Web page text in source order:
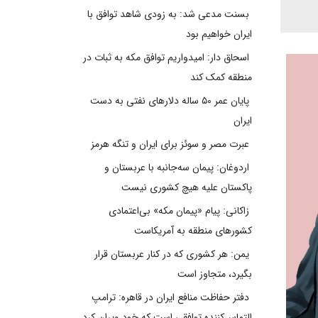
بسنت مدعی شد: به زودی شاهد توافق با
ایران خواهیم بود
اسحاق دار: امیدواریم توافق مکه به ثبات در
منطقه کمک کند
پایان عمر ۵۰ ساله دلارهای نفتی به دست
ایران
عبرت مصر و سوئز برای ایران و تنگه هرمز
اردوغان: پیمان سه‌جانبه با عربستان و
پاکستان علیه هیچ کشوری نیست
زاکانی: پیام «پیمان مکه» بی‌اعتمادی
کشورهای منطقه به آمریکاست
یمن: هر کشوری که در کنار عربستان قرار
بگیرد، متجاوز است
دفتر حفاظت منافع ایران در قاهره: ترامپ